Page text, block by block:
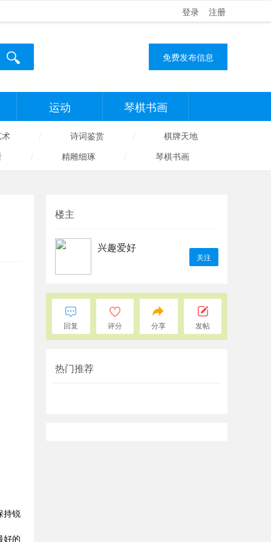
登录 注册
免费发布信息
运动 琴棋书画
诗词鉴赏
棋牌天地
精雕细琢 琴棋书画
持锐
好的
楼主
兴趣爱好
关注
回复 评分 分享 发帖
热门推荐